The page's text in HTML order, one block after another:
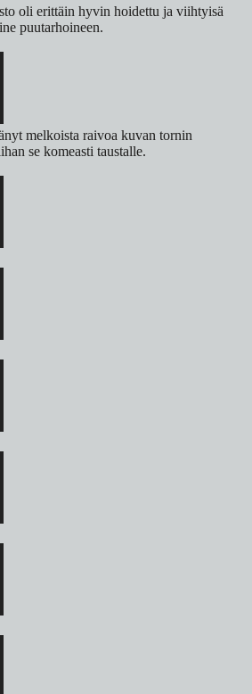
oli erittäin hyvin hoidettu ja viihtyisä
puutarhoineen.
melkoista raivoa kuvan tornin
se komeasti taustalle.